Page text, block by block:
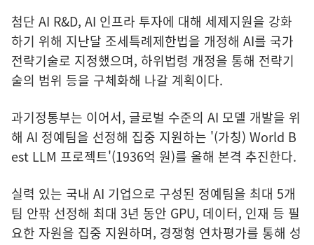
첨단 AI R&D, AI 인프라 투자에 대해 세제지원을 강화
하기 위해 지난달 조세특례제한법을 개정해 AI를 국가
전략기술로 지정했으며, 하위법령 개정을 통해 전략기
술의 범위 등을 구체화해 나갈 계획이다.
과기정통부는 이어서, 글로벌 수준의 AI 모델 개발을 위
해 AI 정예팀을 선정해 집중 지원하는 '(가칭) World B
est LLM 프로젝트'(1936억 원)를 올해 본격 추진한다.
실력 있는 국내 AI 기업으로 구성된 정예팀을 최대 5개
팀 안팎 선정해 최대 3년 동안 GPU, 데이터, 인재 등 필
요한 자원을 집중 지원하며, 경쟁형 연차평가를 통해 성